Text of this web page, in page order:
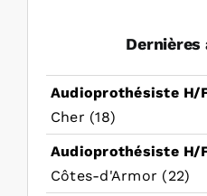
Dernières
Audioprothésiste H/
Cher (18)
Audioprothésiste H/
Côtes-d'Armor (22)